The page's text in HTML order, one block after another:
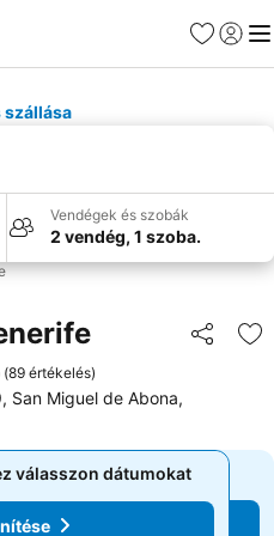
Kedvencek
szállása
Vendégek és szobák
2 vendég, 1 szoba.
(89 értékelés)
San Miguel de Abona,
válasszon dátumokat
válasszon dátumokat